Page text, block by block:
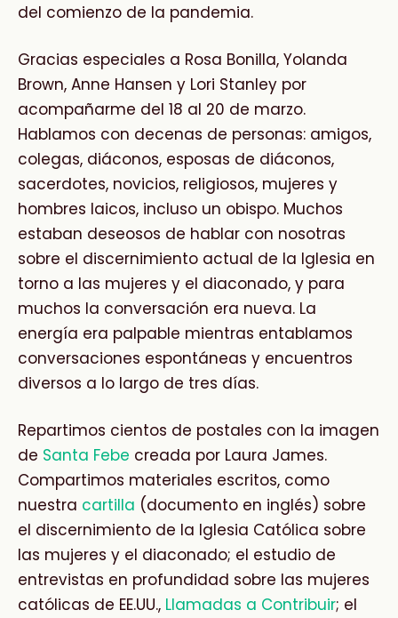
del comienzo de la pandemia.
Gracias especiales a Rosa Bonilla, Yolanda
Brown, Anne Hansen y Lori Stanley por
acompañarme del 18 al 20 de marzo.
Hablamos con decenas de personas: amigos,
colegas, diáconos, esposas de diáconos,
sacerdotes, novicios, religiosos, mujeres y
hombres laicos, incluso un obispo. Muchos
estaban deseosos de hablar con nosotras
sobre el discernimiento actual de la Iglesia en
torno a las mujeres y el diaconado, y para
muchos la conversación era nueva. La
energía era palpable mientras entablamos
conversaciones espontáneas y encuentros
diversos a lo largo de tres días.
Repartimos cientos de postales con la imagen
de Santa Febe creada por Laura James.
Compartimos materiales escritos, como
nuestra cartilla (documento en inglés) sobre
el discernimiento de la Iglesia Católica sobre
las mujeres y el diaconado; el estudio de
entrevistas en profundidad sobre las mujeres
católicas de EE.UU., Llamadas a Contribuir; el